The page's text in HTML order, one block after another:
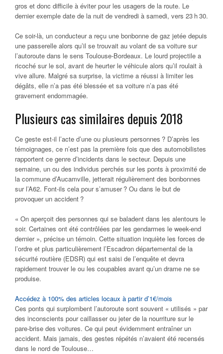
gros et donc difficile à éviter pour les usagers de la route. Le
dernier exemple date de la nuit de vendredi à samedi, vers 23 h 30.
Ce soir-là, un conducteur a reçu une bonbonne de gaz jetée depuis
une passerelle alors qu’il se trouvait au volant de sa voiture sur
l’autoroute dans le sens Toulouse-Bordeaux. Le lourd projectile a
ricoché sur le sol, avant de heurter le véhicule alors qu’il roulait à
vive allure. Malgré sa surprise, la victime a réussi à limiter les
dégâts, elle n’a pas été blessée et sa voiture n’a pas été
gravement endommagée.
Plusieurs cas similaires depuis 2018
Ce geste est-il l’acte d’une ou plusieurs personnes ? D’après les
témoignages, ce n’est pas la première fois que des automobilistes
rapportent ce genre d’incidents dans le secteur. Depuis une
semaine, un ou des individus perchés sur les ponts à proximité de
la commune d’Aucamville, jetterait régulièrement des bonbonnes
sur l’A62. Font-ils cela pour s’amuser ? Ou dans le but de
provoquer un accident ?
« On aperçoit des personnes qui se baladent dans les alentours le
soir. Certaines ont été contrôlées par les gendarmes le week-end
dernier », précise un témoin. Cette situation inquiète les forces de
l’ordre et plus particulièrement l’Escadron départemental de la
sécurité routière (EDSR) qui est saisi de l’enquête et devra
rapidement trouver le ou les coupables avant qu’un drame ne se
produise.
Accédez à 100% des articles locaux à partir d’1€/mois
Ces ponts qui surplombent l’autoroute sont souvent « utilisés » par
des inconscients pour caillasser ou jeter de la nourriture sur le
pare-brise des voitures. Ce qui peut évidemment entraîner un
accident. Mais jamais, des gestes répétés n’avaient été recensés
dans le nord de Toulouse…